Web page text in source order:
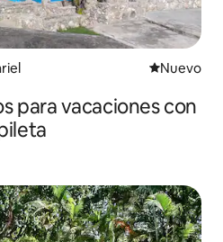
Lugar
Nuevo
para vacaciones con